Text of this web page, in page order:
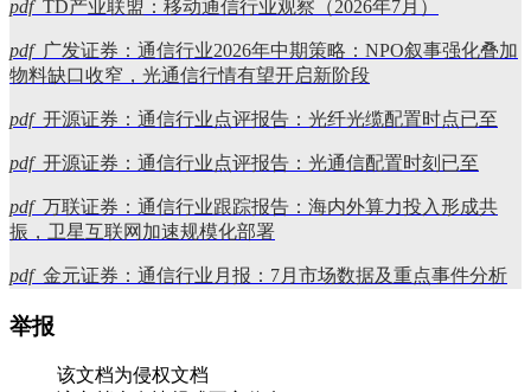
pdfTD产业联盟：移动通信行业观察（2026年7月）
pdf广发证券：通信行业2026年中期策略：NPO叙事强化叠加
物料缺口收窄，光通信行情有望开启新阶段
pdf开源证券：通信行业点评报告：光纤光缆配置时点已至
pdf开源证券：通信行业点评报告：光通信配置时刻已至
pdf万联证券：通信行业跟踪报告：海内外算力投入形成共
振，卫星互联网加速规模化部署
pdf金元证券：通信行业月报：7月市场数据及重点事件分析
举报
该文档为侵权文档